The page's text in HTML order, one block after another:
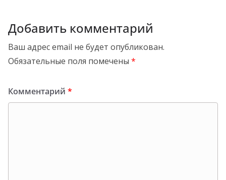
Добавить комментарий
Ваш адрес email не будет опубликован.
Обязательные поля помечены *
Комментарий *